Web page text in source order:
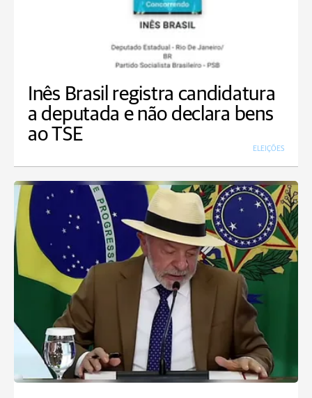
Inês Brasil registra candidatura
a deputada e não declara bens
ao TSE
ELEIÇÕES